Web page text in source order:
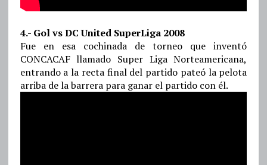
4.- Gol vs DC United SuperLiga 2008
Fue en esa cochinada de torneo que inventó
CONCACAF llamado Super Liga Norteamericana,
entrando a la recta final del partido pateó la pelota
arriba de la barrera para ganar el partido con él.